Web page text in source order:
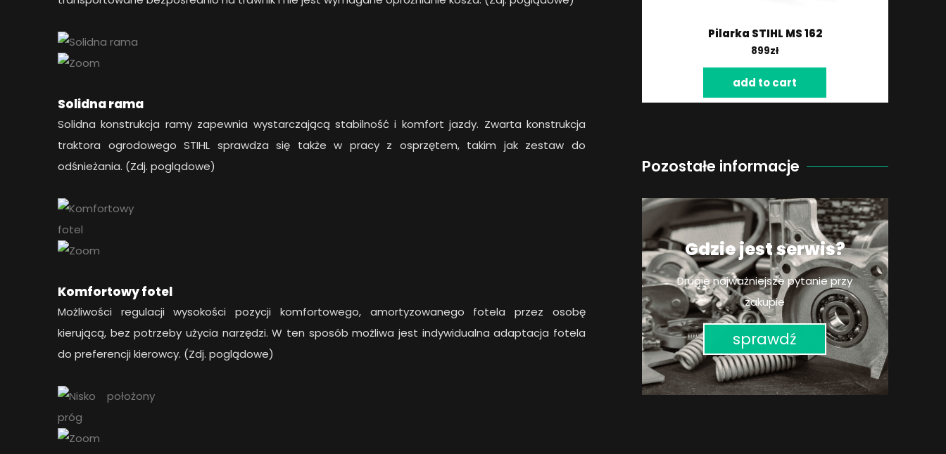
Solidna rama
Solidna konstrukcja ramy zapewnia wystarczającą stabilność i komfort jazdy. Zwarta konstrukcja
traktora ogrodowego STIHL sprawdza się także w pracy z osprzętem, takim jak zestaw do
odśnieżania. (Zdj. poglądowe)
Komfortowy fotel
Możliwości regulacji wysokości pozycji komfortowego, amortyzowanego fotela przez osobę
kierującą, bez potrzeby użycia narzędzi. W ten sposób możliwa jest indywidualna adaptacja fotela
do preferencji kierowcy. (Zdj. poglądowe)
Pilarka STIHL MS 162
899zł
add to cart
Pozostałe informacje
Gdzie jest serwis?
Drugie najważniejsze pytanie przy
zakupie
sprawdź